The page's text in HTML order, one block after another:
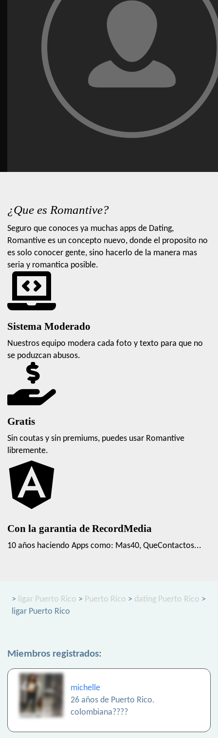
¿Que es Romantive?
Seguro que conoces ya muchas apps de Dating,
Romantive es un concepto nuevo, donde el proposito no
es solo conocer gente, sino hacerlo de la manera mas
seria y romantica posible.
Sistema Moderado
Nuestros equipo modera cada foto y texto para que no
se poduzcan abusos.
Gratis
Sin coutas y sin premiums, puedes usar Romantive
libremente.
Con la garantia de RecordMedia
10 años haciendo Apps como: Mas40, QueContactos...
> ligar Puerto Rico > Puerto Rico > dating Puerto Rico >
ligar Puerto Rico
Miembros registrados:
michelle
26 años de Puerto Rico.
colombiana????